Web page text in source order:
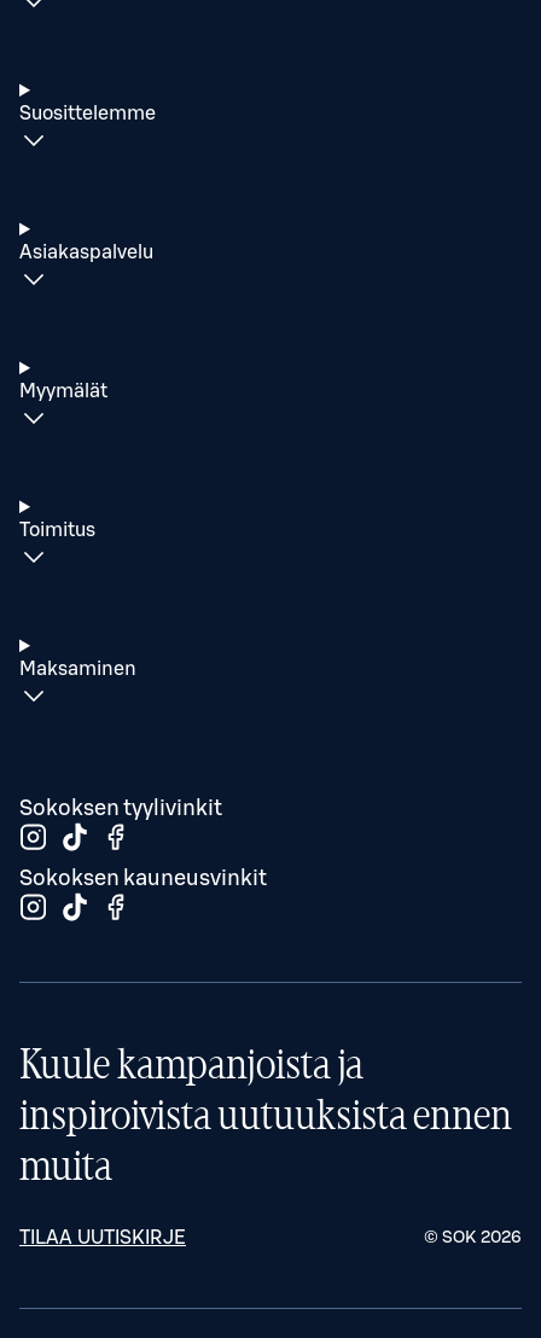
Suosittelemme
Asiakaspalvelu
Myymälät
Toimitus
Maksaminen
Sokoksen tyylivinkit
Sokoksen kauneusvinkit
Kuule kampanjoista ja
inspiroivista uutuuksista ennen
muita
TILAA UUTISKIRJE © SOK 2026